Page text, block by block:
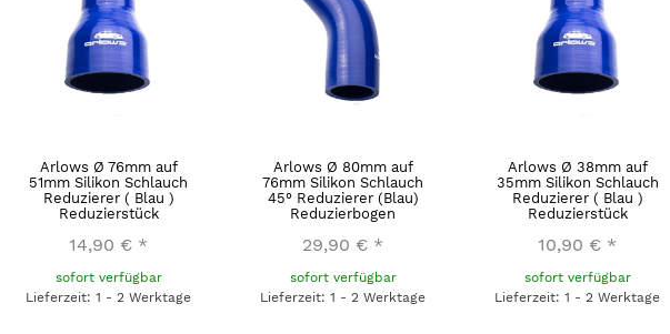
Arlows Ø 76mm auf
51mm Silikon Schlauch
Reduzierer ( Blau )
Reduzierstück
14,90 € *
sofort verfügbar
Lieferzeit: 1 - 2 Werktage
Arlows Ø 80mm auf
76mm Silikon Schlauch
45° Reduzierer (Blau)
Reduzierbogen
29,90 € *
sofort verfügbar
Lieferzeit: 1 - 2 Werktage
Arlows Ø 38mm auf
35mm Silikon Schlauch
Reduzierer ( Blau )
Reduzierstück
10,90 € *
sofort verfügbar
Lieferzeit: 1 - 2 Werktage